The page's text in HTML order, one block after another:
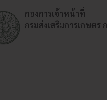
กองการเจ้าหน้าที่
กรมส่งเสริมการเกษต